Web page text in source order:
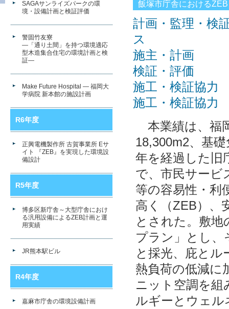
SAGAサンライズパークの環
境・設備計画と検証評価
警固竹友寮
―「通り土間」を持つ環境適応
型木造集合住宅の環境計画と検
証―
Make Future Hospital ― 福岡大
学病院 新本館の施設計画
R6年度
正興電機製作所 古賀事業所 Eサ
イト 『ZEB』を実現した環境設
備設計
R5年度
博多区新庁舎～大型庁舎におけ
る汎用設備によるZEB計画と運
用実績
JR熊本駅ビル
R4年度
嘉麻市庁舎の環境設備計画
飯塚市庁舎における
計画・監理・
ス
施主・計
検証・評価
施工・検証
施工・検証
本業績は、福
18,300m2、基
年を経過した旧
で、市民サービ
等の容易性・利
高く（ZEB）、
とされた。敷
プラン」とし、
と採光、庇と
熱負荷の低減に
ニット空調を組
ルギーとウェ